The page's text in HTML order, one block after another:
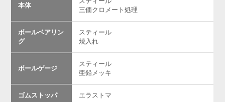
本体
三価クロメート処理
ボールベアリン
グ
スティール
焼入れ
ボールゲージ
スティール
亜鉛メッキ
ゴムストッパ エラストマ